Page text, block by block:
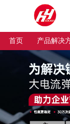
首页 产品解决